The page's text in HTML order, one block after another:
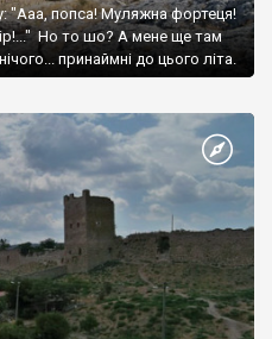
"Ааа, попса! Муляжна фортеця!
Но то шо? А мене ще там
принаймні до цього літа.